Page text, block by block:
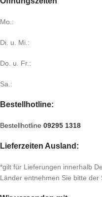
Mo.:
Di. u. Mi.:
Do. u. Fr.:
Sa.:
Bestellhotline:
Bestellhotline 09295 1318
Lieferzeiten Ausland:
*gilt für Lieferungen innerhalb
Länder entnehmen Sie bitte der